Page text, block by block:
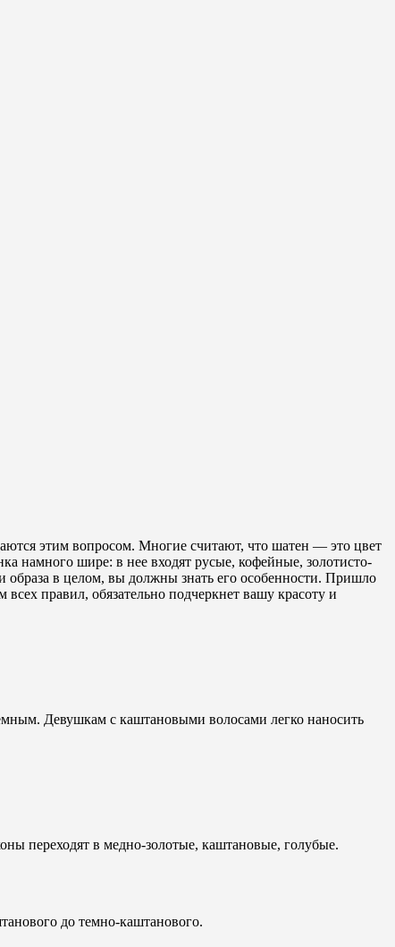
этим вопросом. Многие считают, что шатен — это цвет
намного шире: в нее входят русые, кофейные, золотисто-
образа в целом, вы должны знать его особенности. Пришло
правил, обязательно подчеркнет вашу красоту и
Девушкам с каштановыми волосами легко наносить
переходят в медно-золотые, каштановые, голубые.
до темно-каштанового.